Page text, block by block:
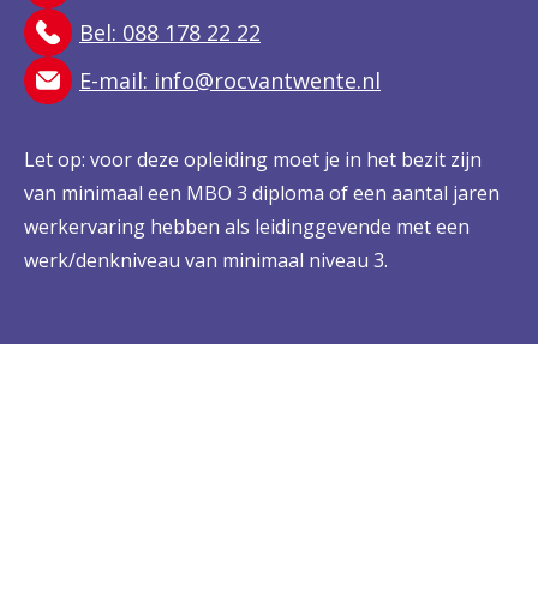
Bel: 088 178 22 22
E-mail: info@rocvantwente.nl
Let op: voor deze opleiding moet je in het bezit zijn
van minimaal een MBO 3 diploma of een aantal jaren
werkervaring hebben als leidinggevende met een
werk/denkniveau van minimaal niveau 3.